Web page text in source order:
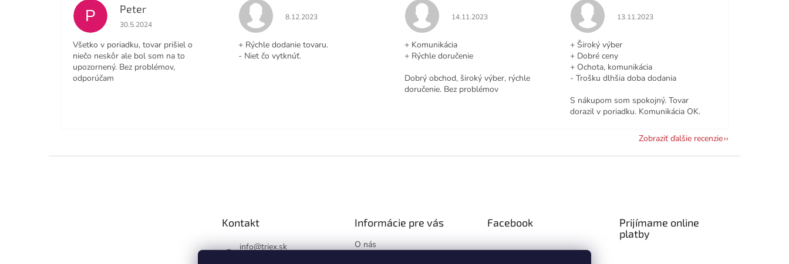
P Peter
Hodnotenie obchodu je 4 z 5 hviezdičiek.
30.5.2024
Všetko v poriadku, tovar prišiel o
niečo neskôr ale bol som na to
upozornený. Bez problémov,
odporúčam
Hodnotenie obchodu je 5 z 5 hviezdičiek.
8.12.2023
+ Rýchle dodanie tovaru.
- Niet čo vytknúť.
Hodnotenie obchodu je 5 z 5 hviezdičiek.
14.11.2023
+ Komunikácia
+ Rýchle doručenie
Dobrý obchod, široký výber, rýchle
doručenie. Bez problémov
Hodnotenie obchodu je 5 z 5 hviezdičiek.
13.11.2023
+ Široký výber
+ Dobré ceny
+ Ochota, komunikácia
- Trošku dlhšia doba dodania
S nákupom som spokojný. Tovar
dorazil v poriadku. Komunikácia OK.
Zobraziť ďalšie recenzie
Kontakt
info@triex.sk
Informácie pre vás
O nás
Facebook
Prijímame online
platby